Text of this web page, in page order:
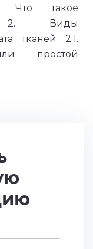
Что такое
2. Виды
тканей 2.1.
простой